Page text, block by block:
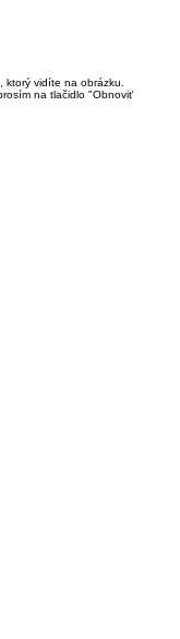
vidíte na obrázku.
na tlačidlo "Obnoviť